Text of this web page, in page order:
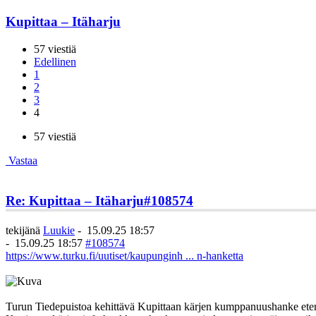
Kupittaa – Itäharju
57 viestiä
Edellinen
1
2
3
4
57 viestiä
Vastaa
Re: Kupittaa – Itäharju#108574
tekijänä Luukie - 15.09.25 18:57
- 15.09.25 18:57 #108574
https://www.turku.fi/uutiset/kaupunginh ... n-hanketta
Turun Tiedepuistoa kehittävä Kupittaan kärjen kumppanuushanke